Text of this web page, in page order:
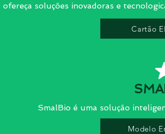
ofereça soluções inovadoras e
Cartão
SmalBio é uma solução
Modelo